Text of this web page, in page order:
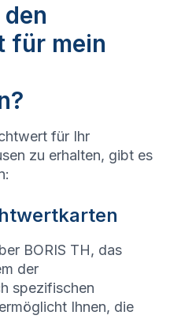
für mein
für Ihr
zu erhalten, gibt es
BORIS TH, das
der
spezifischen
Ihnen, die